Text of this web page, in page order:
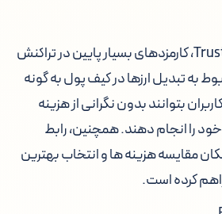
یکی از مزایای Trust Wallet، کارمزدهای بسیار پایین در تراکنش
به تبدیل ارزها در کیف پول به گونه
بتوانند بدون نگرانی از هزینه
را انجام دهند. همچنین، رابط
مقایسه هزینه ها و انتخاب بهترین
کرده است.